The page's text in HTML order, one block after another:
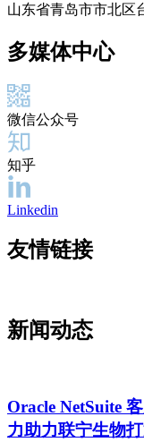
山东省青岛市市北区
多媒体中心
微信公众号
知乎
Linkedin
友情链接
新闻动态
Oracle NetSuite
力助力联宁生物